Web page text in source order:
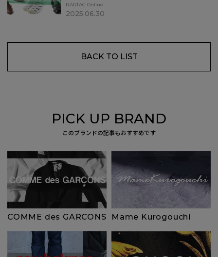
RAGTAG Online
2025.06.30
BACK TO LIST
PICK UP BRAND
このブランドの記事もおすすめです
COMME des GARCONS Mame Kurogouchi